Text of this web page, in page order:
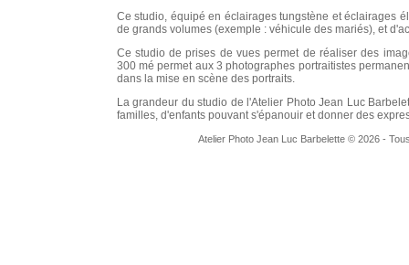
Ce studio, équipé en éclairages tungstène et éclairages
de grands volumes (exemple : véhicule des mariés), et
Ce studio de prises de vues permet de réaliser des
300 mé permet aux 3 photographes portraitistes
dans la mise en scène des portraits.
La grandeur du studio de l'Atelier Photo Jean Luc
familles, d'enfants pouvant s'épanouir et donner des
Atelier Photo Jean Luc Barbelette © 2026 -